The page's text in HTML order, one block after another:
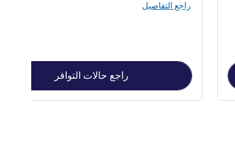
راجع التفاصيل
راجع حالات التوافر